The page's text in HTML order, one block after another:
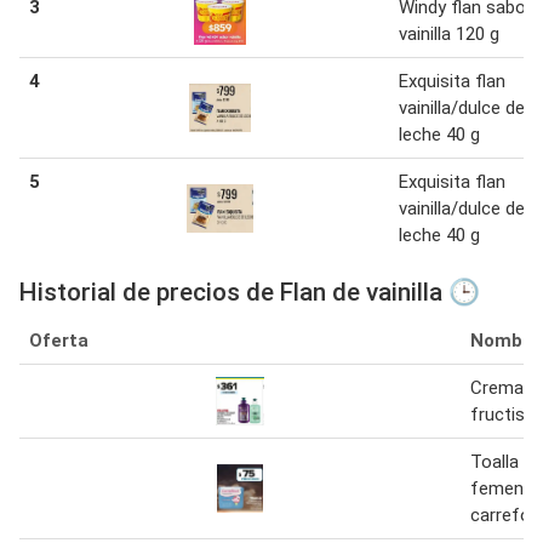
3
Windy flan sabor
vainilla 120 g
4
Exquisita flan
vainilla/dulce de
leche 40 g
5
Exquisita flan
vainilla/dulce de
leche 40 g
Historial de precios de Flan de vainilla 🕒
Oferta Nombre
Crema
fructis x
Toalla